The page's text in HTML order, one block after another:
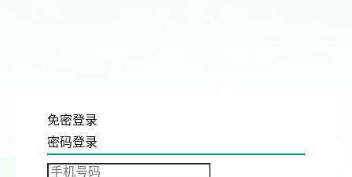
免密登录
密码登录